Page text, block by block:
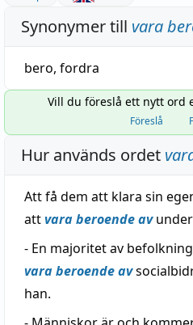
Synonymer till vara
bero, fordra
Vill du föreslå ett nytt ord
Föreslå
Hur används ordet
Att få dem att klara sin
attvara beroende av
- En majoritet av
vara beroende av
han.